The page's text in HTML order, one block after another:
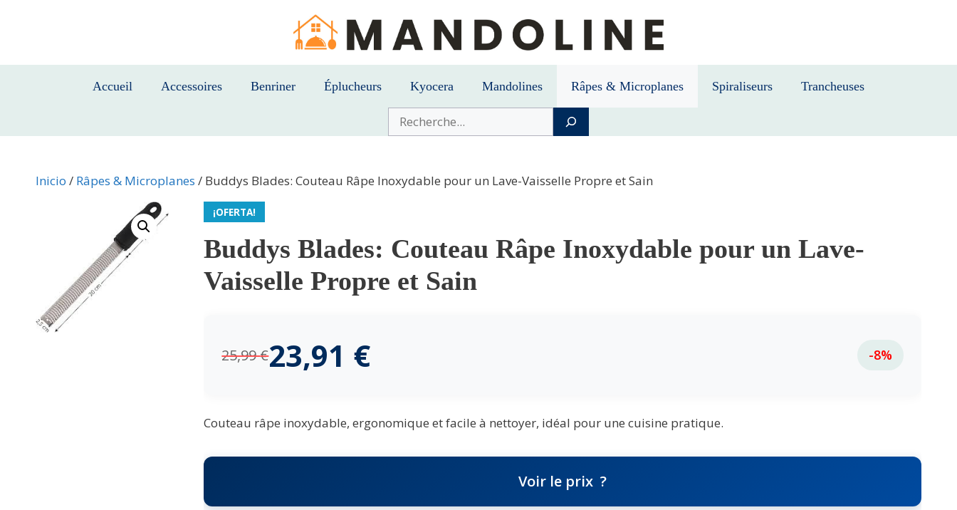
Accueil Accessoires Benriner Éplucheurs Kyocera Mandolines Râpes & Microplanes Spiraliseurs Trancheuses
Buscar
Inicio / Râpes & Microplanes / Buddys Blades: Couteau Râpe Inoxydable pour un Lave-Vaisselle Propre et Sain
¡OFERTA!
Buddys Blades: Couteau Râpe Inoxydable pour un Lave-
Vaisselle Propre et Sain
25,99€23,91 € -8%
Couteau râpe inoxydable, ergonomique et facile à nettoyer, idéal pour une cuisine pratique.
Voir le prix